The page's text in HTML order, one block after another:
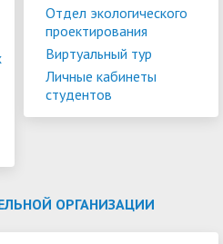
Отдел экологического
проектирования
Виртуальный тур
Личные кабинеты
студентов
ОРГАНИЗАЦИИ